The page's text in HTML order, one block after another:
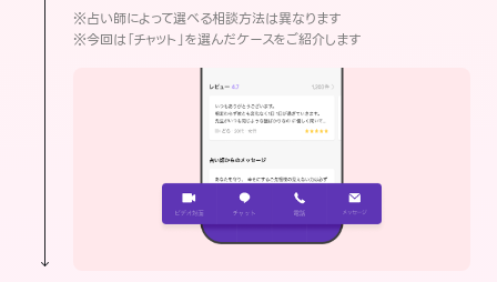
※占い師によって選べる相談方法は異なります
※今回は「チャット」を選んだケースをご紹介します